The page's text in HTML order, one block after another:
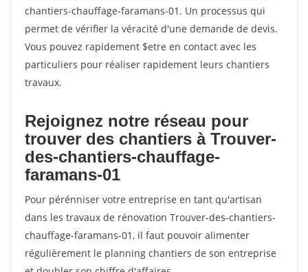
chantiers-chauffage-faramans-01. Un processus qui
permet de vérifier la véracité d'une demande de devis.
Vous pouvez rapidement $etre en contact avec les
particuliers pour réaliser rapidement leurs chantiers
travaux.
Rejoignez notre réseau pour
trouver des chantiers à Trouver-
des-chantiers-chauffage-
faramans-01
Pour pérénniser votre entreprise en tant qu'artisan
dans les travaux de rénovation Trouver-des-chantiers-
chauffage-faramans-01, il faut pouvoir alimenter
régulièrement le planning chantiers de son entreprise